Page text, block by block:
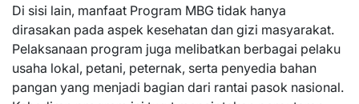
Di sisi lain, manfaat Program MBG tidak hanya
dirasakan pada aspek kesehatan dan gizi masyarakat.
Pelaksanaan program juga melibatkan berbagai pelaku
usaha lokal, petani, peternak, serta penyedia bahan
pangan yang menjadi bagian dari rantai pasok nasional.